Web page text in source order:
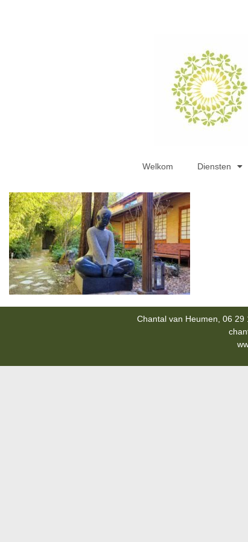
Welkom Diensten
Chantal van Heumen, 06 29